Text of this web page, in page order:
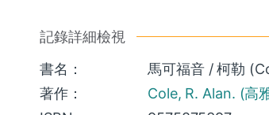
記錄詳細檢視
書名：
馬可福音 / 柯勒
著作：
Cole, R. Alan. (高